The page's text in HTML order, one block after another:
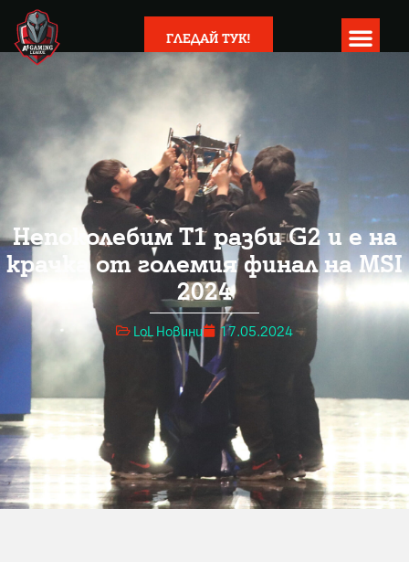
ГЛЕДАЙ ТУК!
Непоколебим T1 разби G2 и е на
крачка от големия финал на MSI
2024
LoL Новини 17.05.2024